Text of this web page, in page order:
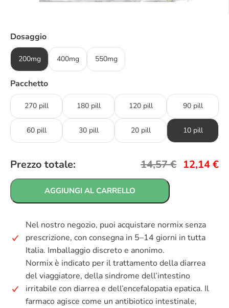
Dosaggio
200mg 400mg 550mg
Pacchetto
270 pill 180 pill 120 pill 90 pill
60 pill 30 pill 20 pill 10 pill
Prezzo totale: 14,57€ 12,14€
AGGIUNGI AL CARRELLO
Nel nostro negozio, puoi acquistare normix senza
prescrizione, con consegna in 5–14 giorni in tutta
Italia. Imballaggio discreto e anonimo.
Normix è indicato per il trattamento della diarrea
del viaggiatore, della sindrome dell’intestino
irritabile con diarrea e dell’encefalopatia epatica. Il
farmaco agisce come un antibiotico intestinale,